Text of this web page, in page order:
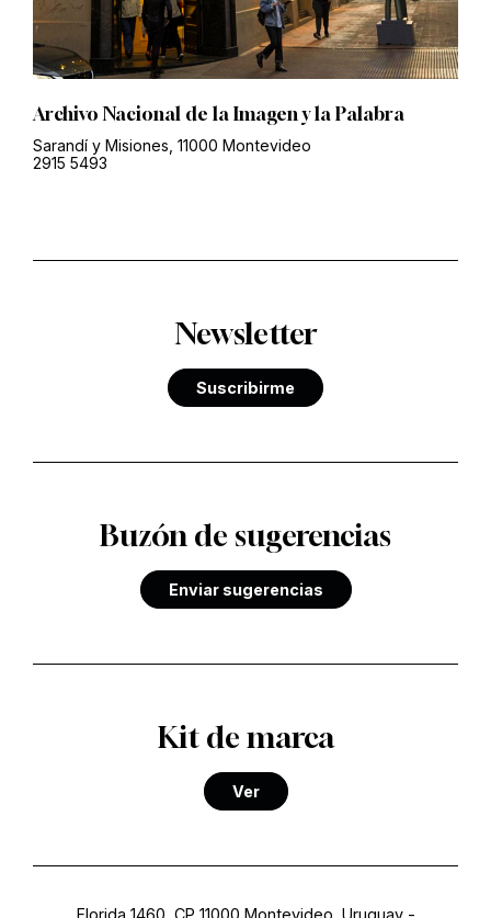
Archivo Nacional de la Imagen y la Palabra
Sarandí y Misiones, 11000 Montevideo
2915 5493
Newsletter
Suscribirme
Buzón de sugerencias
Enviar sugerencias
Kit de marca
Ver
Florida 1460, CP 11000 Montevideo, Uruguay-